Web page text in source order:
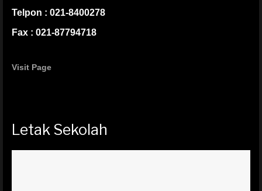
Telpon : 021-8400278
Fax : 021-87794718
Visit Page
Letak Sekolah